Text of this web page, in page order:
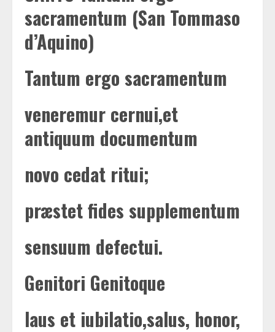
sacramentum (San Tommaso
d’Aquino)
Tantum ergo sacramentum
veneremur cernui,et
antiquum documentum
novo cedat ritui;
præstet fides supplementum
sensuum defectui.
Genitori Genitoque
laus et iubilatio,salus, honor,